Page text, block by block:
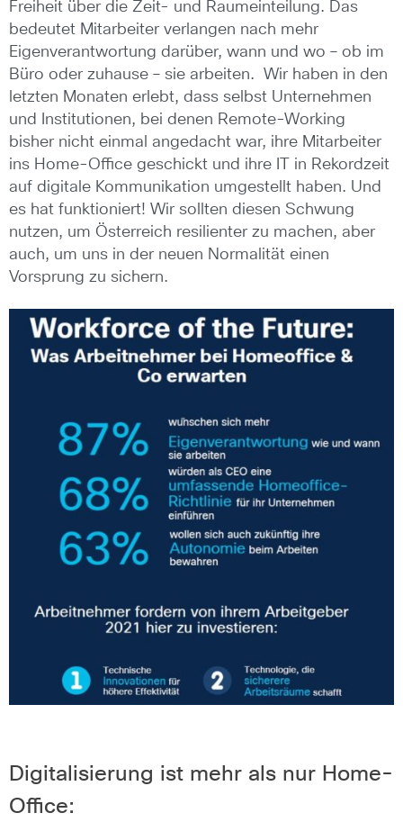
Freiheit über die Zeit- und Raumeinteilung. Das
bedeutet Mitarbeiter verlangen nach mehr
Eigenverantwortung darüber, wann und wo – ob im
Büro oder zuhause – sie arbeiten. Wir haben in den
letzten Monaten erlebt, dass selbst Unternehmen
und Institutionen, bei denen Remote-Working
bisher nicht einmal angedacht war, ihre Mitarbeiter
ins Home-Office geschickt und ihre IT in Rekordzeit
auf digitale Kommunikation umgestellt haben. Und
es hat funktioniert! Wir sollten diesen Schwung
nutzen, um Österreich resilienter zu machen, aber
auch, um uns in der neuen Normalität einen
Vorsprung zu sichern.
Digitalisierung ist mehr als nur Home-
Office: